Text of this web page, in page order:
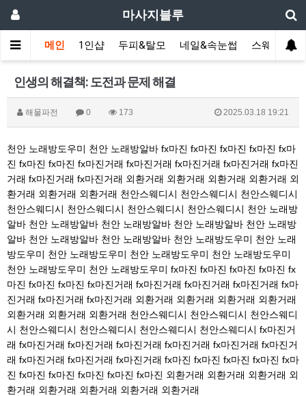
마사지블루
메인 1인샵 두피&탈모 네일&속눈썹 스웨디시(
인생의 해결책: 도전과 문제 해결
해물파전 0 173 2025.03.18 19:21
천안 노래방도우미 천안 노래방알바 fx마진 fx마진 fx마진 fx마진 fx마
진 fx마진 fx마진 fx마진거래 fx마진거래 fx마진거래 fx마진거래 fx마진
거래 fx마진거래 fx마진거래 외환거래 외환거래 외환거래 외환거래 외
환거래 외환거래 외환거래 천안스웨디시 천안스웨디시 천안스웨디시
천안스웨디시 천안스웨디시 천안스웨디시 천안스웨디시 천안 노래방
알바 천안 노래방알바 천안 노래방알바 천안 노래방알바 천안 노래방
알바 천안 노래방알바 천안 노래방알바 천안 노래방도우미 천안 노래
방도우미 천안 노래방도우미 천안 노래방도우미 천안 노래방도우미
천안 노래방도우미 천안 노래방도우미 fx마진 fx마진 fx마진 fx마진 fx
마진 fx마진 fx마진 fx마진거래 fx마진거래 fx마진거래 fx마진거래 fx마
진거래 fx마진거래 fx마진거래 외환거래 외환거래 외환거래 외환거래
외환거래 외환거래 외환거래 천안스웨디시 천안스웨디시 천안스웨디
시 천안스웨디시 천안스웨디시 천안스웨디시 천안스웨디시 fx마진거
래 fx마진거래 fx마진거래 fx마진거래 fx마진거래 fx마진거래 fx마진거
래 fx마진거래 fx마진거래 fx마진거래 fx마진 fx마진 fx마진 fx마진 fx마
진 fx마진 fx마진 fx마진 fx마진 fx마진 외환거래 외환거래 외환거래 외
환거래 외환거래 외환거래 외환거래 외환거래